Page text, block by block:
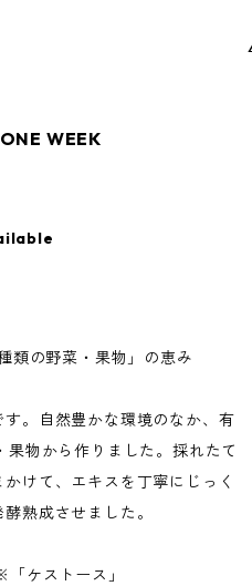
WEEK
類の野菜・果物」の恵み
。自然豊かな環境のなか、有
物から作りました。採れたて
けて、エキスを丁寧にじっく
熟成させました。
ケストース」